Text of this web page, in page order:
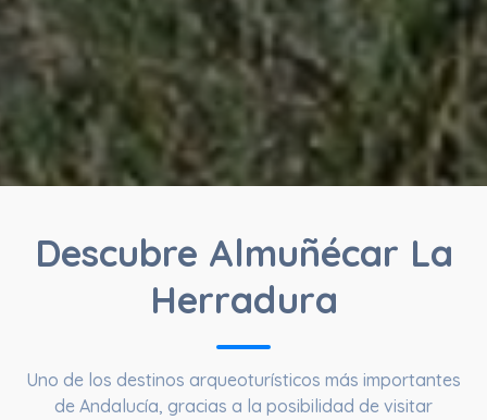
Descubre Almuñécar La
Herradura
Uno de los destinos arqueoturísticos más importantes
de Andalucía, gracias a la posibilidad de visitar